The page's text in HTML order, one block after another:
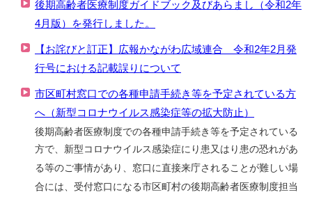
後期高齢者医療制度ガイドブック及びあらまし（令和2年
4月版）を発行しました。
【お詫びと訂正】広報かながわ広域連合 令和2年2月発
行号における記載誤りについて
市区町村窓口での各種申請手続き等を予定されている方
へ（新型コロナウイルス感染症等の拡大防止）
後期高齢者医療制度での各種申請手続き等を予定されている
方で、新型コロナウイルス感染症にり患又はり患の恐れがあ
る等のご事情があり、窓口に直接来庁されることが難しい場
合には、受付窓口になる市区町村の後期高齢者医療制度担当